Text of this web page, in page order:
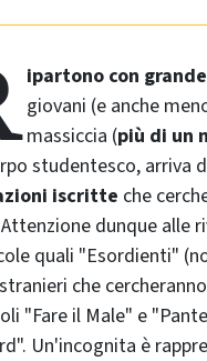
ipartono con
giovani (e anche
massiccia (più di un
studentesco, arriva
iscritte che
dunque alle
quali "Esordienti"
che
"Fare il Male" e
Un'incognita è